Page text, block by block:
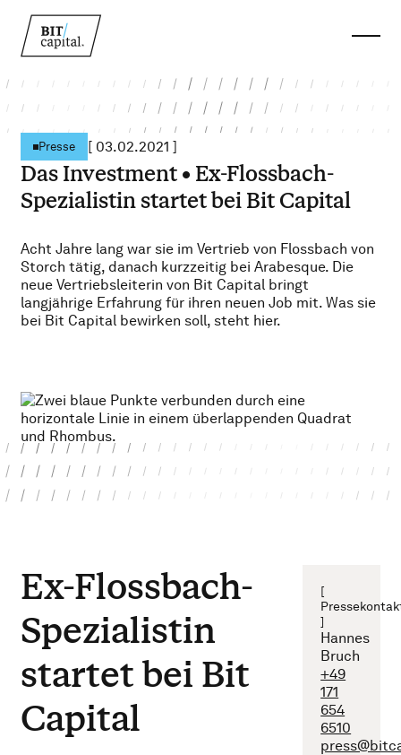
Presse [ 03.02.2021 ]
Das Investment • Ex-Flossbach-
Spezialistin startet bei Bit Capital
Acht Jahre lang war sie im Vertrieb von Flossbach von
Storch tätig, danach kurzzeitig bei Arabesque. Die
neue Vertriebsleiterin von Bit Capital bringt
langjährige Erfahrung für ihren neuen Job mit. Was sie
bei Bit Capital bewirken soll, steht hier.
Ex-Flossbach-
Spezialistin
startet bei Bit
Capital
[
]
Hannes
Bruch
+49
171
654
6510